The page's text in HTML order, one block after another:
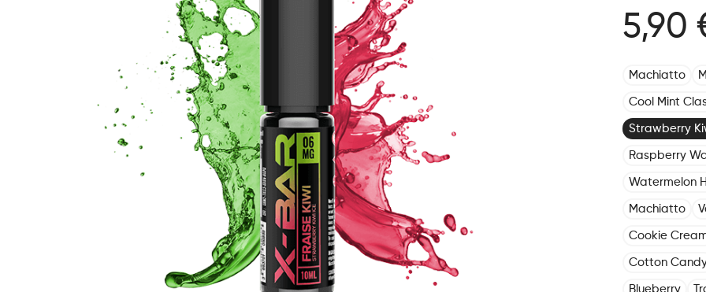
5,90
Machiatto
Cool Mint
Strawberry
Raspberry
Watermelon
Machiatto
Cookie
Cotton
Blueberry